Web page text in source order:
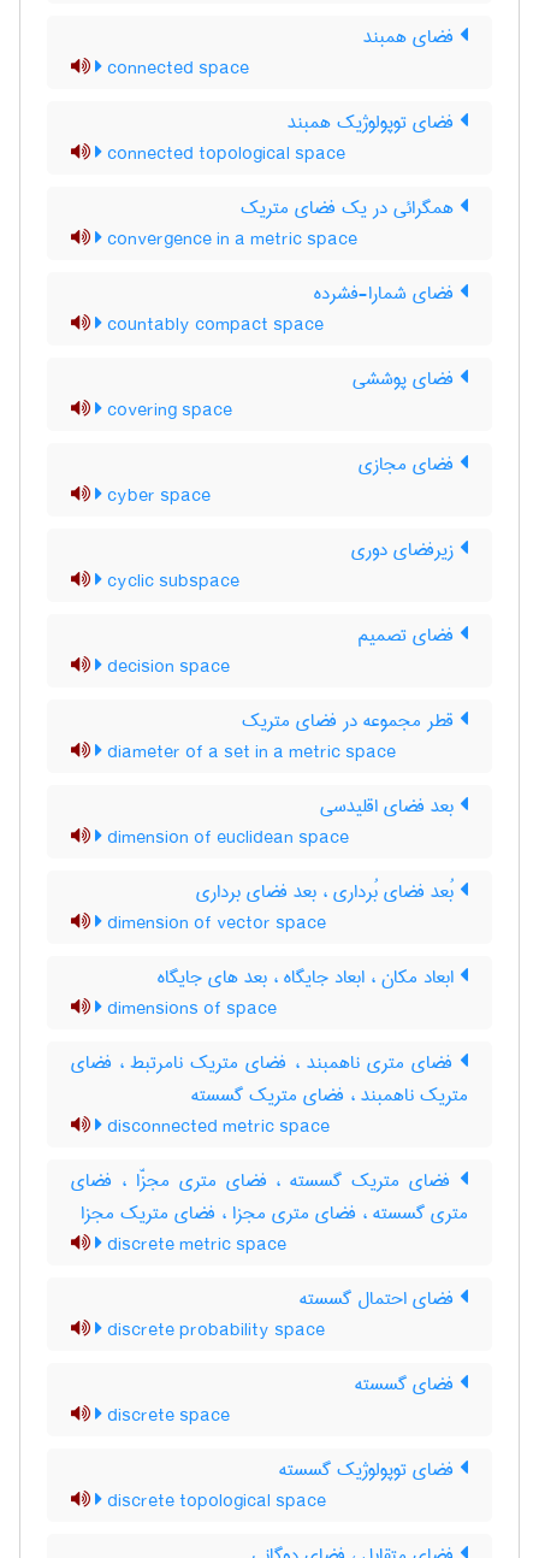
فضای همبند
connected space
فضای توپولوژیک همبند
connected topological space
همگرائی در یک فضای متریک
convergence in a metric space
فضای شمارا-فشرده
countably compact space
فضای پوششی
covering space
فضای مجازی
cyber space
زیرفضای دوری
cyclic subspace
فضای تصمیم
decision space
قطر مجموعه در فضای متریک
diameter of a set in a metric space
بعد فضای اقلیدسی
dimension of euclidean space
بُعد فضای بُرداری ، بعد فضای برداری
dimension of vector space
ابعاد مکان ، ابعاد جایگاه ، بعد های جایگاه
dimensions of space
فضای متری ناهمبند ، فضای متریک نامرتبط ، فضای
متریک ناهمبند ، فضای متریک گسسته
disconnected metric space
فضای متریک گسسته ، فضای متری مجزّا ، فضای
متری گسسته ، فضای متری مجزا ، فضای متریک مجزا
discrete metric space
فضای احتمال گسسته
discrete probability space
فضای گسسته
discrete space
فضای توپولوژیک گسسته
discrete topological space